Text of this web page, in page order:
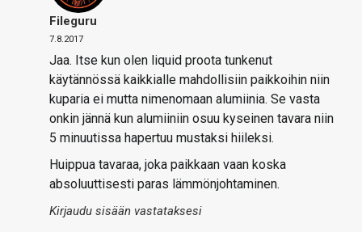
Fileguru
7.8.2017
Jaa. Itse kun olen liquid proota tunkenut
käytännössä kaikkialle mahdollisiin paikkoihin niin
kuparia ei mutta nimenomaan alumiinia. Se vasta
onkin jännä kun alumiiniin osuu kyseinen tavara niin
5 minuutissa hapertuu mustaksi hiileksi.
Huippua tavaraa, joka paikkaan vaan koska
absoluuttisesti paras lämmönjohtaminen.
Kirjaudu sisään vastataksesi